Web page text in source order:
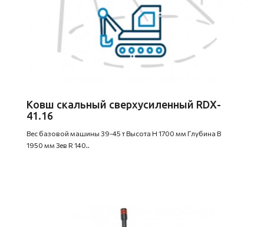
Ковш скальный сверхусиленный RDX-
41.16
Вес базовой машины 39-45 т Высота H 1700 мм Глубина B
1950 мм Зев R 140..